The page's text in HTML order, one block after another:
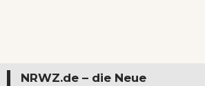
NRWZ.de – die Neue